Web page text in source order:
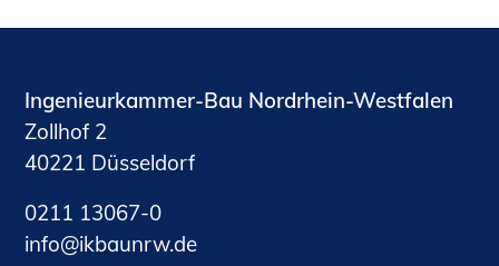
Ingenieurkammer-Bau Nordrhein-Westfalen
Zollhof 2
40221 Düsseldorf
0211 13067-0
nf
kb nrwd